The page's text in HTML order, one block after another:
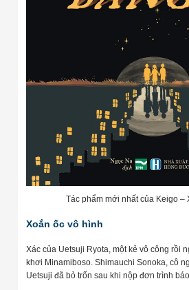
Tác phẩm mới nhất của Keigo –
Xoắn ốc vô hình
Xác của Uetsuji Ryota, một kẻ vô công rồi
khơi Minamiboso. Shimauchi Sonoka, cô
Uetsuji đã bỏ trốn sau khi nộp đơn trình